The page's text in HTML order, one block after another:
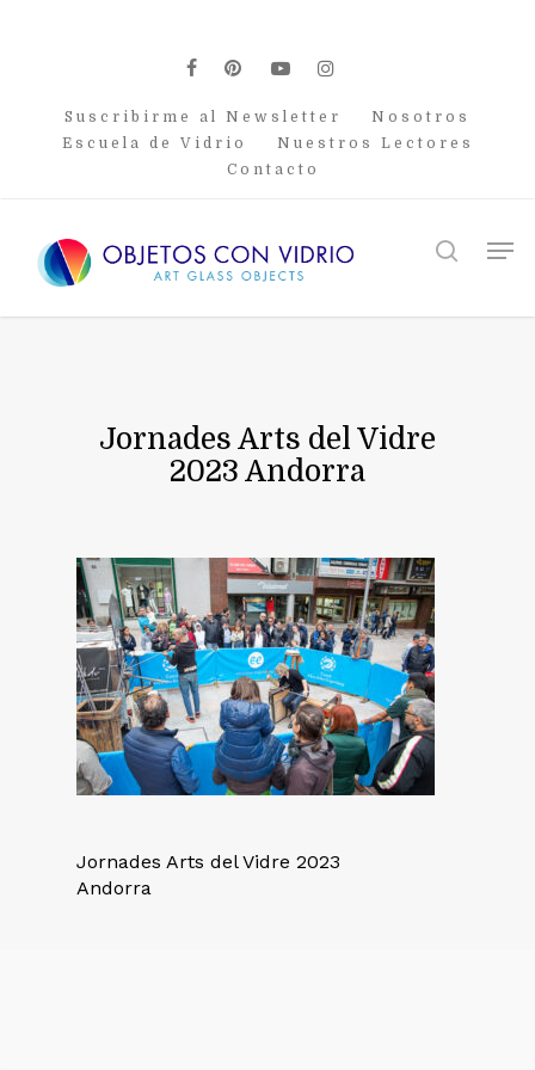
facebook
pinterest
youtubeinstagram
Suscribirme al Newsletter
Nosotros
Escuela de Vidrio
Nuestros Lectores
Contacto
search
Jornades Arts del Vidre
2023 Andorra
Jornades Arts del Vidre 2023
Andorra